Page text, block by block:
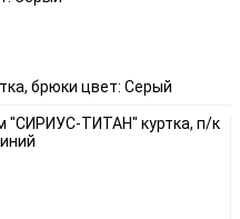
брюки цвет: Серый